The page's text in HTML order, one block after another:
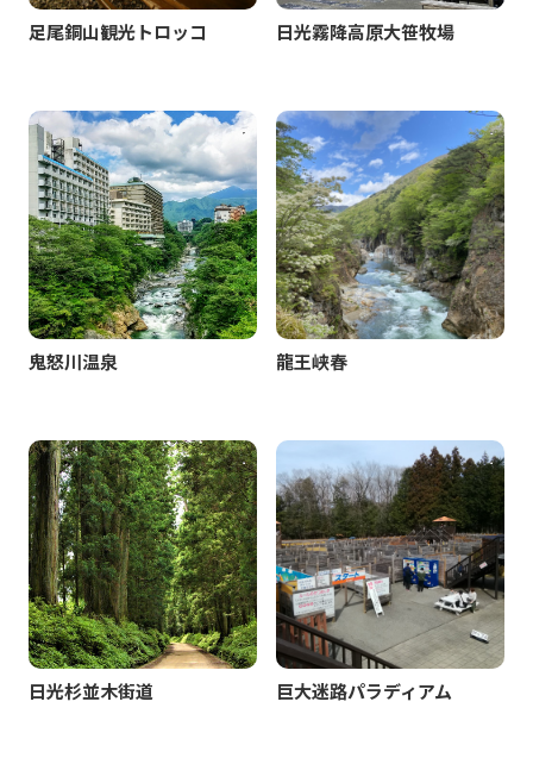
足尾銅山観光トロッコ 日光霧降高原大笹牧場
鬼怒川温泉 龍王峡春
日光杉並木街道 巨大迷路パラディアム